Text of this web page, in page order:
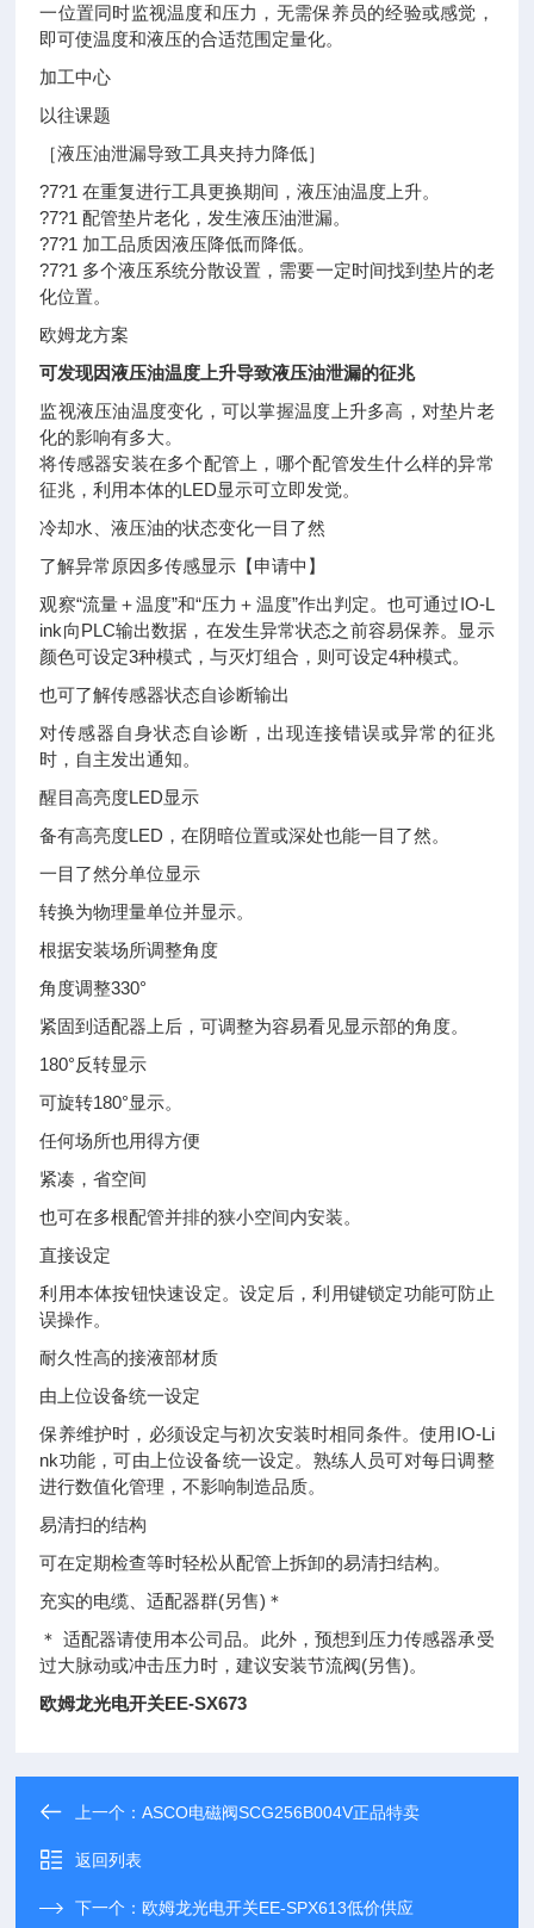
一位置同时监视温度和压力，无需保养员的经验或感觉，
即可使温度和液压的合适范围定量化。
加工中心
以往课题
［液压油泄漏导致工具夹持力降低］
?7?1 在重复进行工具更换期间，液压油温度上升。
?7?1 配管垫片老化，发生液压油泄漏。
?7?1 加工品质因液压降低而降低。
?7?1 多个液压系统分散设置，需要一定时间找到垫片的老
化位置。
欧姆龙方案
可发现因液压油温度上升导致液压油泄漏的征兆
监视液压油温度变化，可以掌握温度上升多高，对垫片老
化的影响有多大。
将传感器安装在多个配管上，哪个配管发生什么样的异常
征兆，利用本体的LED显示可立即发觉。
冷却水、液压油的状态变化一目了然
了解异常原因多传感显示【申请中】
观察“流量＋温度”和“压力＋温度”作出判定。也可通过IO-L
ink向PLC输出数据，在发生异常状态之前容易保养。显示
颜色可设定3种模式，与灭灯组合，则可设定4种模式。
也可了解传感器状态自诊断输出
对传感器自身状态自诊断，出现连接错误或异常的征兆
时，自主发出通知。
醒目高亮度LED显示
备有高亮度LED，在阴暗位置或深处也能一目了然。
一目了然分单位显示
转换为物理量单位并显示。
根据安装场所调整角度
角度调整330°
紧固到适配器上后，可调整为容易看见显示部的角度。
180°反转显示
可旋转180°显示。
任何场所也用得方便
紧凑，省空间
也可在多根配管并排的狭小空间内安装。
直接设定
利用本体按钮快速设定。设定后，利用键锁定功能可防止
误操作。
耐久性高的接液部材质
由上位设备统一设定
保养维护时，必须设定与初次安装时相同条件。使用IO-Li
nk功能，可由上位设备统一设定。熟练人员可对每日调整
进行数值化管理，不影响制造品质。
易清扫的结构
可在定期检查等时轻松从配管上拆卸的易清扫结构。
充实的电缆、适配器群(另售)＊
＊ 适配器请使用本公司品。此外，预想到压力传感器承受
过大脉动或冲击压力时，建议安装节流阀(另售)。
欧姆龙光电开关EE-SX673
上一个：ASCO电磁阀SCG256B004V正品特卖
返回列表
下一个：欧姆龙光电开关EE-SPX613低价供应